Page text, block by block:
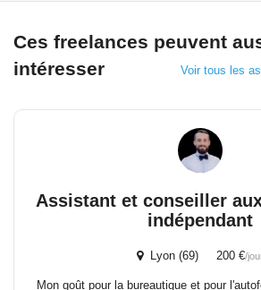
Ces freelances peuvent
intéresser
Voir tous les
Assistant et conseiller
indépendant
Lyon (69) 200 €/
Mon goût pour la bureautique et pour